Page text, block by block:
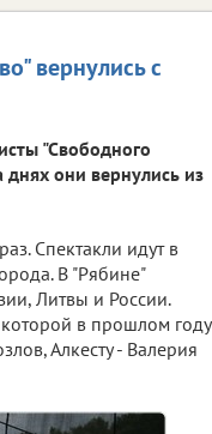
вернулись с
"Свободного
они вернулись из
Спектакли идут в
В "Рябине"
Литвы и России.
которой в прошлом году
Алкесту - Валерия